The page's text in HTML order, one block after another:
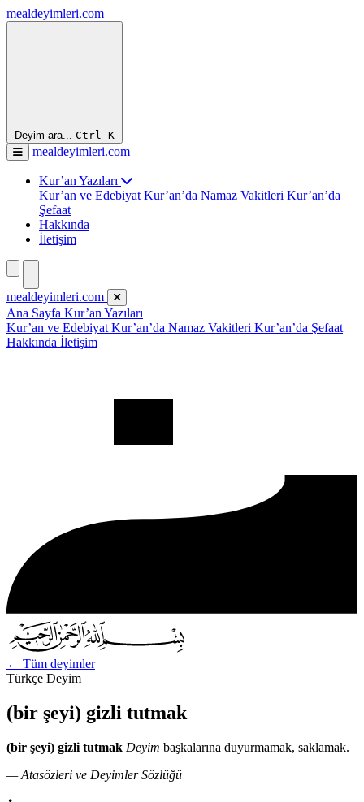
mealdeyimleri.com
Deyim ara... Ctrl K
mealdeyimleri.com
Kur’an Yazıları
Kur’an ve Edebiyat Kur’an’da Namaz Vakitleri Kur’an’da
Şefaat
Hakkında
İletişim
mealdeyimleri.com
Ana Sayfa Kur’an Yazıları
Kur’an ve Edebiyat Kur’an’da Namaz Vakitleri Kur’an’da Şefaat
Hakkında İletişim
← Tüm deyimler
Türkçe Deyim
(bir şeyi) gizli tutmak
(bir şeyi) gizli tutmak Deyim başkalarına duyurmamak, saklamak.
— Atasözleri ve Deyimler Sözlüğü